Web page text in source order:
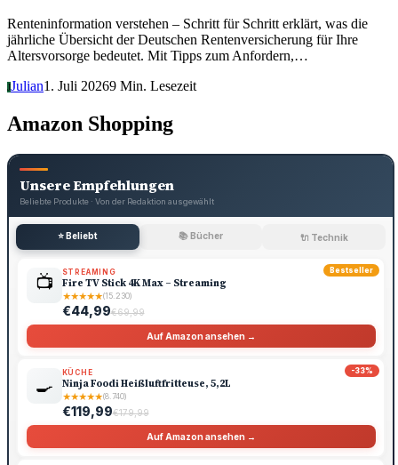
Renteninformation verstehen – Schritt für Schritt erklärt, was die
jährliche Übersicht der Deutschen Rentenversicherung für Ihre
Altersvorsorge bedeutet. Mit Tipps zum Anfordern,…
JJulian1. Juli 20269 Min. Lesezeit
Amazon Shopping
Unsere Empfehlungen
Beliebte Produkte · Von der Redaktion ausgewählt
⭐ Beliebt 📚 Bücher 🔌 Technik
Bestseller
📺 STREAMING
Fire TV Stick 4K Max – Streaming
★★★★★(15.230)
€44,99€69,99
Auf Amazon ansehen →
-33%
🍳
KÜCHE
Ninja Foodi Heißluftfritteuse, 5,2L
★★★★★(8.740)
€119,99€179,99
Auf Amazon ansehen →